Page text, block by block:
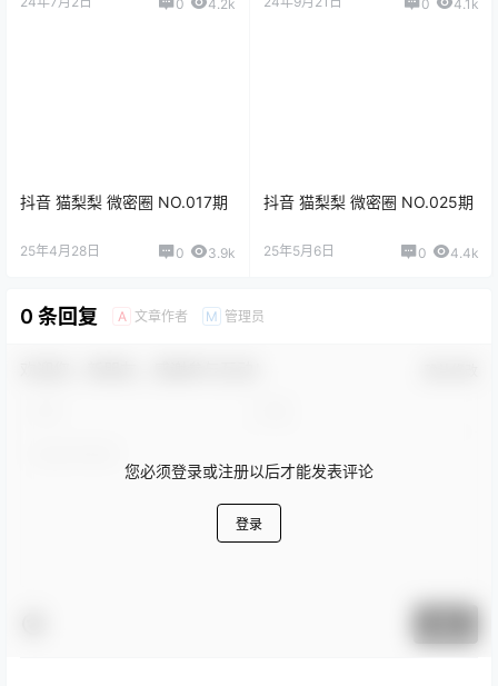
0 4.2k 0 4.1k
抖音 猫梨梨 微密圈 NO.017期
25年4月28日 0 3.9k
抖音 猫梨梨 微密圈 NO.025期
25年5月6日 0 4.4k
0 条回复 A 文章作者 M 管理员
您必须登录或注册以后才能发表评论
登录